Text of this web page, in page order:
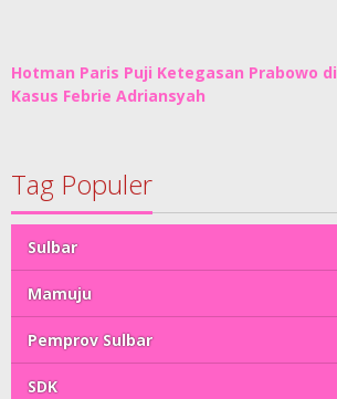
Hotman Paris Puji Ketegasan Prabowo di
Kasus Febrie Adriansyah
Tag Populer
Sulbar
Mamuju
Pemprov Sulbar
SDK